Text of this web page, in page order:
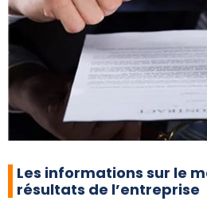
Les informations sur le
résultats de l’entreprise